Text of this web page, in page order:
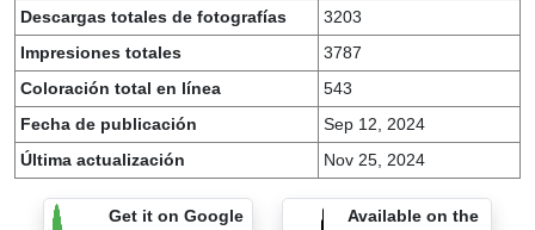
Descargas totales de fotografías
3203
Impresiones totales
3787
Coloración total en línea
543
Fecha de publicación
Sep 12, 2024
Última actualización
Nov 25, 2024
Get it on Google
Available on the